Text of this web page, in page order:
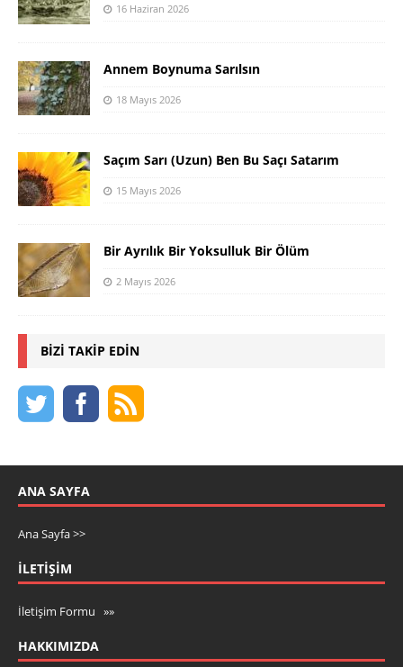
16 Haziran 2026
Annem Boynuma Sarılsın
18 Mayıs 2026
Saçım Sarı (Uzun) Ben Bu Saçı Satarım
15 Mayıs 2026
Bir Ayrılık Bir Yoksulluk Bir Ölüm
2 Mayıs 2026
BIZI TAKIP EDIN
ANA SAYFA
Ana Sayfa >>
İLETIŞIM
İletişim Formu »»
HAKKIMIZDA